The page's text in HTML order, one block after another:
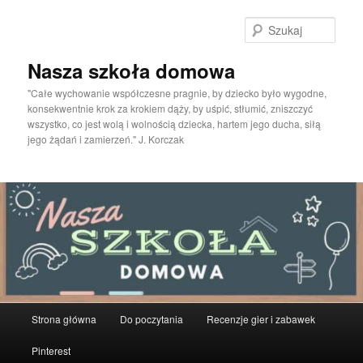
Nasza szkoła domowa
"Całe wychowanie współczesne pragnie, by dziecko było wygodne,
konsekwentnie krok za krokiem dąży, by uśpić, stłumić, zniszczyć
wszystko, co jest wolą i wolnością dziecka, hartem jego ducha, siłą
jego żądań i zamierzeń." J. Korczak
Strona główna Do poczytania Recenzje gier i zabawek
Pinterest